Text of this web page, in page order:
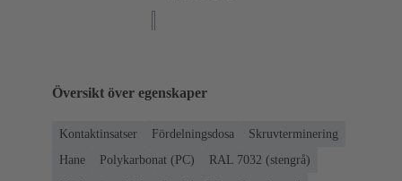
Översikt över egenskaper
Kontaktinsatser Fördelningsdosa
Skruvterminering
Hane
Polykarbonat (PC)
RAL 7032 (stengrå)